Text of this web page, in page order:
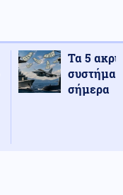
Τα 5
σήμερα